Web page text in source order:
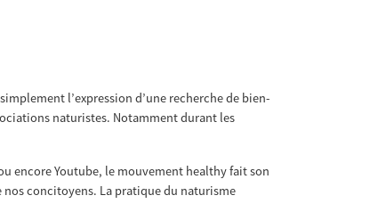
l’expression d’une recherche de bien-
naturistes. Notamment durant les
encore Youtube, le mouvement healthy fait son
concitoyens. La pratique du naturisme